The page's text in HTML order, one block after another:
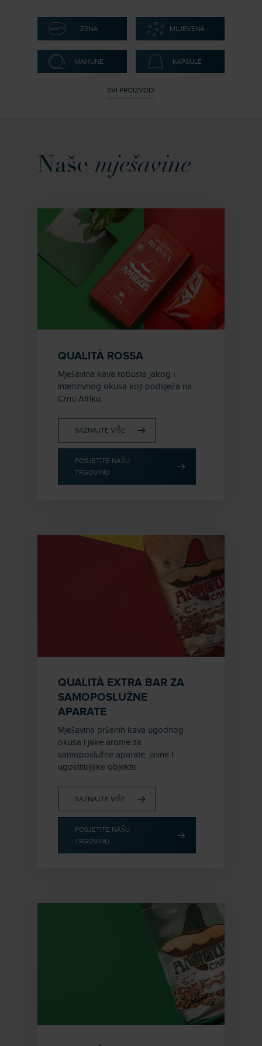
ZRNA MLJEVENA
MAHUNE KAPSULE
SVI PROIZVODI
Naše mješavine
QUALITÀ ROSSA
Mješavina kava robusta jakog i
intenzivnog okusa koji podsjeća na
Crnu Afriku.
SAZNAJTE VIŠE
POSJETITE NAŠU
TRGOVINU
QUALITÀ EXTRA BAR ZA
SAMOPOSLUŽNE
APARATE
Mješavina prženih kava ugodnog
okusa i jake arome za
samoposlužne aparate, javne i
ugostiteljske objekte.
SAZNAJTE VIŠE
POSJETITE NAŠU
TRGOVINU